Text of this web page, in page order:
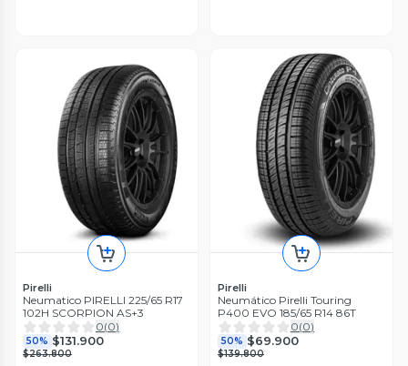
Pirelli
Neumatico PIRELLI 225/65 R17
102H SCORPION AS+3
0(0)
50% $131.900
$263.800
Pirelli
Neumático Pirelli Touring
P400 EVO 185/65 R14 86T
0(0)
50% $69.900
$139.800